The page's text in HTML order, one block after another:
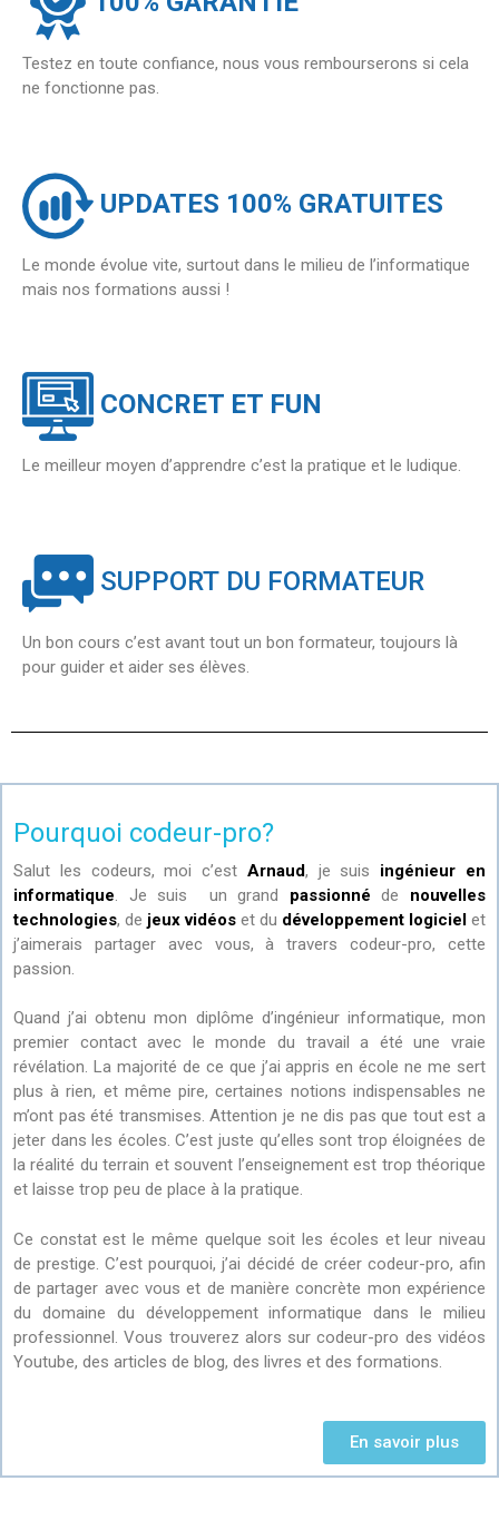
Testez en toute confiance, nous vous rembourserons si cela
ne fonctionne pas.
UPDATES 100% GRATUITES
Le monde évolue vite, surtout dans le milieu de l’informatique
mais nos formations aussi !
CONCRET ET FUN
Le meilleur moyen d’apprendre c’est la pratique et le ludique.
SUPPORT DU FORMATEUR
Un bon cours c’est avant tout un bon formateur, toujours là
pour guider et aider ses élèves.
Pourquoi codeur-pro?
Salut les codeurs, moi c’est Arnaud, je suis
ingénieur en
informatique. Je suis un grand passionné de nouvelles
technologies, de jeux vidéos et du développement logiciel et
j’aimerais partager avec vous, à travers codeur-pro, cette
passion.
Quand j’ai obtenu mon diplôme d’ingénieur informatique, mon
premier contact avec le monde du travail a été une vraie
révélation. La majorité de ce que j’ai appris en école ne me sert
plus à rien, et même pire, certaines notions indispensables ne
m’ont pas été transmises. Attention je ne dis pas que tout est a
jeter dans les écoles. C’est juste qu’elles sont trop éloignées de
la réalité du terrain et souvent l’enseignement est trop théorique
et laisse trop peu de place à la pratique.
Ce constat est le même quelque soit les écoles et leur niveau
de prestige. C’est pourquoi, j’ai décidé de créer codeur-pro, afin
de partager avec vous et de manière concrète mon expérience
du domaine du développement informatique dans le milieu
professionnel. Vous trouverez alors sur codeur-pro des vidéos
Youtube, des articles de blog, des livres et des formations.
En savoir plus